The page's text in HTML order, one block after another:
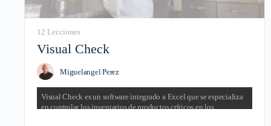
12 Lecciones
Visual Check
Miguelangel Perez
Visual Check es un software integrado a Excel que se especializa
en controlar los inventarios de productos críticos en los